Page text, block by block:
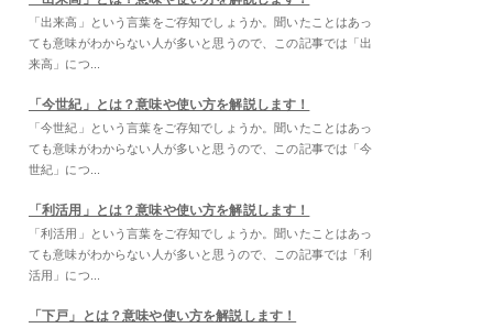
「出来高」という言葉をご存知でしょうか。聞いたことはあっ
ても意味がわからない人が多いと思うので、この記事では「出
来高」につ...
「今世紀」とは？意味や使い方を解説します！
「今世紀」という言葉をご存知でしょうか。聞いたことはあっ
ても意味がわからない人が多いと思うので、この記事では「今
世紀」につ...
「利活用」とは？意味や使い方を解説します！
「利活用」という言葉をご存知でしょうか。聞いたことはあっ
ても意味がわからない人が多いと思うので、この記事では「利
活用」につ...
「下戸」とは？意味や使い方を解説します！